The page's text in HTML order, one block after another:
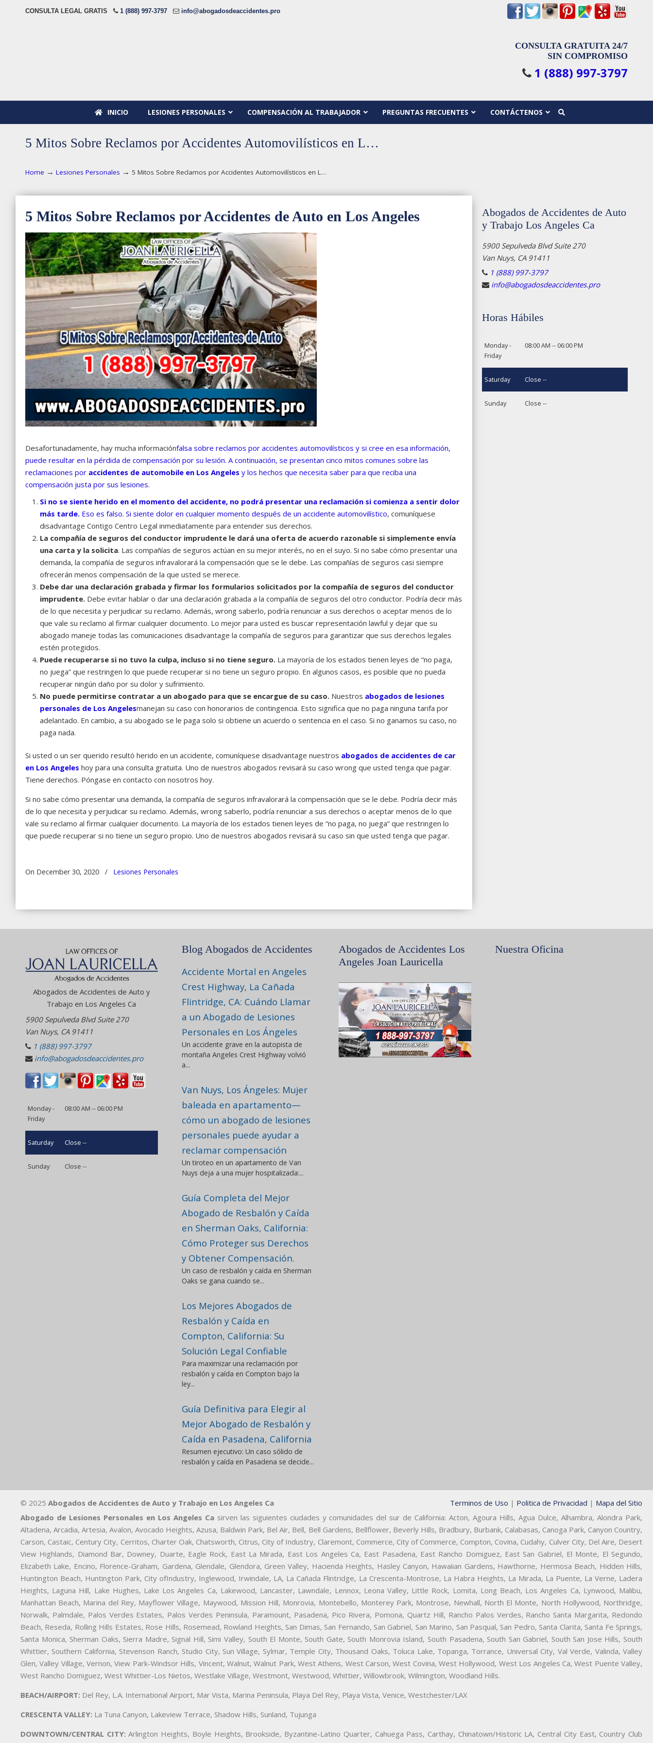
CONSULTA LEGAL GRATIS 1 (888) 997-3797 info@abogadosdeaccidentes.pro
CONSULTA GRATUITA 24/7
SIN COMPROMISO
1 (888) 997-3797
INICIO LESIONES PERSONALES COMPENSACIÓN AL TRABAJADOR PREGUNTAS FRECUENTES CONTÁCTENOS
5 Mitos Sobre Reclamos por Accidentes Automovilísticos en L…
Home → Lesiones Personales → 5 Mitos Sobre Reclamos por Accidentes Automovilísticos en L…
5 Mitos Sobre Reclamos por Accidentes de Auto en Los Angeles
Desafortunadamente, hay mucha informaciónfalsa sobre reclamos por accidentes automovilísticos y si cree en esa información,
puede resultar en la pérdida de compensación por su lesión. A continuación, se presentan cinco mitos comunes sobre las
reclamaciones por accidentes de automobile en Los Angeles y los hechos que necesita saber para que reciba una
compensación justa por sus lesiones.
Si no se siente herido en el momento del accidente, no podrá presentar una reclamación si comienza a sentir dolor
más tarde. Eso es falso. Si siente dolor en cualquier momento después de un accidente automovilístico, comuníquese
disadvantage Contigo Centro Legal inmediatamente para entender sus derechos.
La compañía de seguros del conductor imprudente le dará una oferta de acuerdo razonable si simplemente envía
una carta y la solicita. Las compañías de seguros actúan en su mejor interés, no en el suyo. Si no sabe cómo presentar una
demanda, la compañía de seguros infravalorará la compensación que se le debe. Las compañías de seguros casi siempre
ofrecerán menos compensación de la que usted se merece.
Debe dar una declaración grabada y firmar los formularios solicitados por la compañía de seguros del conductor
imprudente. Debe evitar hablar o dar una declaración grabada a la compañía de seguros del otro conductor. Podría decir más
de lo que necesita y perjudicar su reclamo. Además, wrong saberlo, podría renunciar a sus derechos o aceptar menos de lo
que vale su reclamo al firmar cualquier documento. Lo mejor para usted es buscar representación lawful y dejar que su
abogado maneje todas las comunicaciones disadvantage la compañía de seguros para garantizar que sus derechos legales
estén protegidos.
Puede recuperarse si no tuvo la culpa, incluso si no tiene seguro. La mayoría de los estados tienen leyes de “no paga,
no juega” que restringen lo que puede recuperar si no tiene un seguro propio. En algunos casos, es posible que no pueda
recuperar ningún daño por su dolor y sufrimiento.
No puede permitirse contratar a un abogado para que se encargue de su caso. Nuestros abogados de lesiones
personales de Los Angelesmanejan su caso con honorarios de contingencia. Esto significa que no paga ninguna tarifa por
adelantado. En cambio, a su abogado se le paga solo si obtiene un acuerdo o sentencia en el caso. Si no ganamos su caso, no
paga nada.
Si usted o un ser querido resultó herido en un accidente, comuníquese disadvantage nuestros abogados de accidentes de car
en Los Angeles hoy para una consulta gratuita. Uno de nuestros abogados revisará su caso wrong que usted tenga que pagar.
Tiene derechos. Póngase en contacto con nosotros hoy.
Si no sabe cómo presentar una demanda, la compañía de seguros infravalorará la compensación que se le debe. Podría decir más
de lo que necesita y perjudicar su reclamo. Además, wrong saberlo, podría renunciar a sus derechos o aceptar menos de lo que
vale su reclamo al firmar cualquier documento. La mayoría de los estados tienen leyes de “no paga, no juega” que restringen lo
que puede recuperar si no tiene un seguro propio. Uno de nuestros abogados revisará su caso sin que usted tenga que pagar.
On December 30, 2020 / Lesiones Personales
Abogados de Accidentes de Auto
y Trabajo Los Angeles Ca
5900 Sepulveda Blvd Suite 270
Van Nuys, CA 91411
1 (888) 997-3797
info@abogadosdeaccidentes.pro
Horas Hábiles
Monday -
Friday
08:00 AM -- 06:00 PM
Saturday Close --
Sunday Close --
Abogados de Accidentes de Auto y
Trabajo en Los Angeles Ca
5900 Sepulveda Blvd Suite 270
Van Nuys, CA 91411
1 (888) 997-3797
info@abogadosdeaccidentes.pro
Monday -
Friday
08:00 AM -- 06:00 PM
Saturday Close --
Sunday Close --
Blog Abogados de Accidentes
Accidente Mortal en Angeles
Crest Highway, La Cañada
Flintridge, CA: Cuándo Llamar
a un Abogado de Lesiones
Personales en Los Ángeles
Un accidente grave en la autopista de
montaña Angeles Crest Highway volvió
a...
Van Nuys, Los Ángeles: Mujer
baleada en apartamento—
cómo un abogado de lesiones
personales puede ayudar a
reclamar compensación
Un tiroteo en un apartamento de Van
Nuys deja a una mujer hospitalizada:...
Guía Completa del Mejor
Abogado de Resbalón y Caída
en Sherman Oaks, California:
Cómo Proteger sus Derechos
y Obtener Compensación.
Un caso de resbalón y caída en Sherman
Oaks se gana cuando se...
Los Mejores Abogados de
Resbalón y Caída en
Compton, California: Su
Solución Legal Confiable
Para maximizar una reclamación por
resbalón y caída en Compton bajo la
ley...
Guía Definitiva para Elegir al
Mejor Abogado de Resbalón y
Caída en Pasadena, California
Resumen ejecutivo: Un caso sólido de
resbalón y caída en Pasadena se decide...
Abogados de Accidentes Los
Angeles Joan Lauricella
Nuestra Oficina
© 2025 Abogados de Accidentes de Auto y Trabajo en Los Angeles Ca Terminos de Uso | Politica de Privacidad | Mapa del Sitio
Abogado de Lesiones Personales en Los Angeles Casirven las siguientes ciudades y comunidades del sur de California: Acton, Agoura Hills, Agua Dulce, Alhambra, Alondra Park,
Altadena, Arcadia, Artesia, Avalon, Avocado Heights, Azusa, Baldwin Park, Bel Air, Bell, Bell Gardens, Bellflower, Beverly Hills, Bradbury, Burbank, Calabasas, Canoga Park, Canyon Country,
Carson, Castaic, Century City, Cerritos, Charter Oak, Chatsworth, Citrus, City of Industry, Claremont, Commerce, City of Commerce, Compton, Covina, Cudahy, Culver City, Del Aire, Desert
View Highlands, Diamond Bar, Downey, Duarte, Eagle Rock, East La Mirada, East Los Angeles Ca, East Pasadena, East Rancho Domiguez, East San Gabriel, El Monte, El Segundo,
Elizabeth Lake, Encino, Florence-Graham, Gardena, Glendale, Glendora, Green Valley, Hacienda Heights, Hasley Canyon, Hawaiian Gardens, Hawthorne, Hermosa Beach, Hidden Hills,
Huntington Beach, Huntington Park, City ofIndustry, Inglewood, Irwindale, LA, La Cañada Flintridge, La Crescenta-Montrose, La Habra Heights, La Mirada, La Puente, La Verne, Ladera
Heights, Laguna Hill, Lake Hughes, Lake Los Angeles Ca, Lakewood, Lancaster, Lawndale, Lennox, Leona Valley, Little Rock, Lomita, Long Beach, Los Angeles Ca, Lynwood, Malibu,
Manhattan Beach, Marina del Rey, Mayflower Village, Maywood, Mission Hill, Monrovia, Montebello, Monterey Park, Montrose, Newhall, North El Monte, North Hollywood, Northridge,
Norwalk, Palmdale, Palos Verdes Estates, Palos Verdes Peninsula, Paramount, Pasadena, Pico Rivera, Pomona, Quartz Hill, Rancho Palos Verdes, Rancho Santa Margarita, Redondo
Beach, Reseda, Rolling Hills Estates, Rose Hills, Rosemead, Rowland Heights, San Dimas, San Fernando, San Gabriel, San Marino, San Pasqual, San Pedro, Santa Clarita, Santa Fe Springs,
Santa Monica, Sherman Oaks, Sierra Madre, Signal Hill, Simi Valley, South El Monte, South Gate, South Monrovia Island, South Pasadena, South San Gabriel, South San Jose Hills, South
Whittier, Southern California, Stevenson Ranch, Studio City, Sun Village, Sylmar, Temple City, Thousand Oaks, Toluca Lake, Topanga, Torrance, Universal City, Val Verde, Valinda, Valley
Glen, Valley Village, Vernon, View Park-Windsor Hills, Vincent, Walnut, Walnut Park, West Athens, West Carson, West Covina, West Hollywood, West Los Angeles Ca, West Puente Valley,
West Rancho Domiguez, West Whittier-Los Nietos, Westlake Village, Westmont, Westwood, Whittier, Willowbrook, Wilmington, Woodland Hills.
BEACH/AIRPORT: Del Rey, L.A. International Airport, Mar Vista, Marina Peninsula, Playa Del Rey, Playa Vista, Venice, Westchester/LAX
CRESCENTA VALLEY: La Tuna Canyon, Lakeview Terrace, Shadow Hills, Sunland, Tujunga
DOWNTOWN/CENTRAL CITY: Arlington Heights, Boyle Heights, Brookside, Byzantine-Latino Quarter, Cahuega Pass, Carthay, Chinatown/Historic LA, Central City East, Country Club